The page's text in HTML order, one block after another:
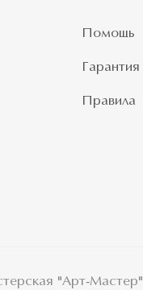
Помощь
Гарантия
Правила
"Арт-Мастер"